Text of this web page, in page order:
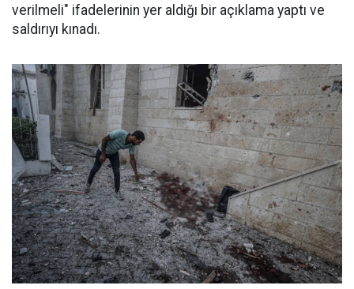
verilmeli" ifadelerinin yer aldığı bir açıklama yaptı ve
saldırıyı kınadı.